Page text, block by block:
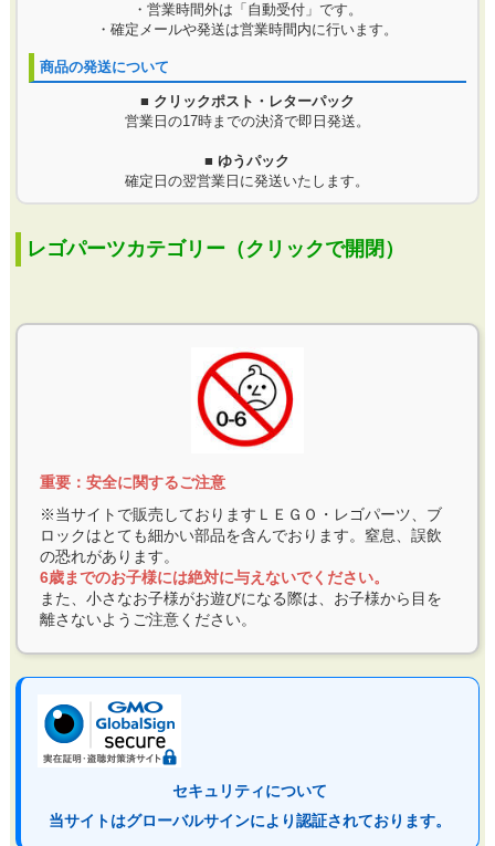
・営業時間外は「自動受付」です。
・確定メールや発送は営業時間内に行います。
商品の発送について
■ クリックポスト・レターパック
営業日の17時までの決済で即日発送。
■ ゆうパック
確定日の翌営業日に発送いたします。
レゴパーツカテゴリー（クリックで開閉）
重要：安全に関するご注意
※当サイトで販売しておりますＬＥＧＯ・レゴパーツ、ブ
ロックはとても細かい部品を含んでおります。窒息、誤飲
の恐れがあります。
6歳までのお子様には絶対に与えないでください。
また、小さなお子様がお遊びになる際は、お子様から目を
離さないようご注意ください。
セキュリティについて
当サイトはグローバルサインにより認証されております。